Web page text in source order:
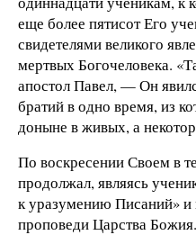
еще более пятисот Его
свидетелями великого
мертвых Богочеловека.
апостол Павел, — Он
братий в одно время, из
доныне в живых, а
По воскресении Своем в
продолжал, являясь
к уразумению Писаний» и
проповеди Царства Божия.